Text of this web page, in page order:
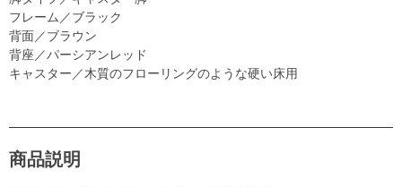
フレーム／ブラック
背面／ブラウン
背座／パーシアンレッド
キャスター／木質のフローリングのような硬い床用
商品説明